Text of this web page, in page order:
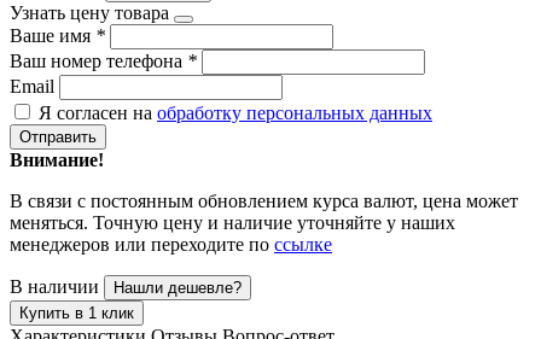
Узнать цену товара
Ваше имя *
Ваш номер телефона *
Email
Я согласен на обработку персональных данных
Отправить
Внимание!
В связи с постоянным обновлением курса валют, цена может
меняться. Точную цену и наличие уточняйте у наших
менеджеров или переходите по ссылке
В наличии
Нашли дешевле?
Купить в 1 клик